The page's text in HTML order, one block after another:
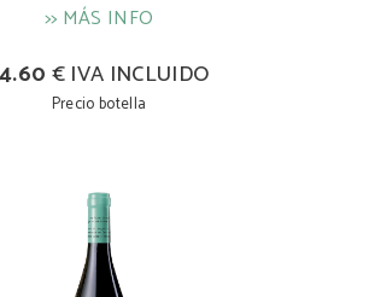
>> MÁS INFO
€ IVA INCLUIDO
Precio botella